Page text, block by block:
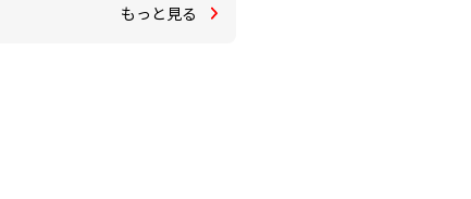
もっと見る